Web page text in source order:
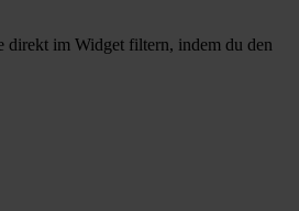
direkt im Widget filtern, indem du den